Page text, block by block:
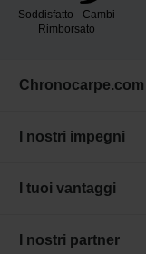
Soddisfatto - Cambi
Rimborsato
Chronocarpe.com
I nostri impegni
I tuoi vantaggi
I nostri partner